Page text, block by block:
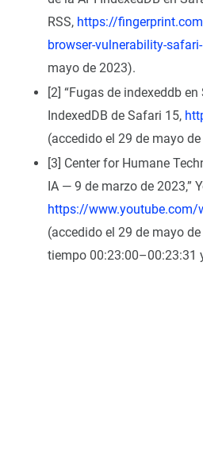
RSS, https://
browser-vulnerability-
mayo de 2023).
[2] “Fugas de indexeddb
IndexedDB de Safari 15,
(accedido el 29 de mayo
[3] Center for Humane
IA — 9 de marzo de 2023,”
https://www.youtube.com/
(accedido el 29 de mayo
tiempo 00:23:00–00:23:31